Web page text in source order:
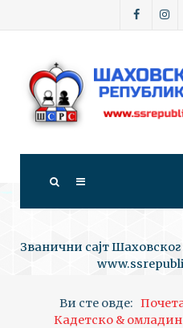
Званични сајт
Ви сте овде:
Кадетско &